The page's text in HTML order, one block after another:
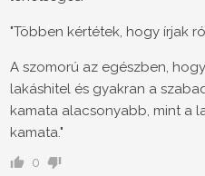
"Többen kértétek, hogy írjak
A szomorú az egészben,
lakáshitel és gyakran a
kamata alacsonyabb, mint a
kamata."
0